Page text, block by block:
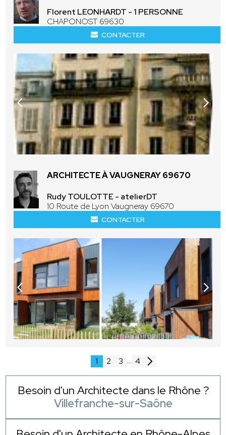
Florent LEONHARDT - 1 PERSONNE
CHAPONOST 69630
CONTACTER
ARCHITECTE À VAUGNERAY 69670
Rudy TOULOTTE - atelierDT
10 Route de Lyon Vaugneray 69670
CONTACTER
1 2 3 ... 4
Besoin d'un Architecte dans le Rhône ?
Villefranche-sur-Saône